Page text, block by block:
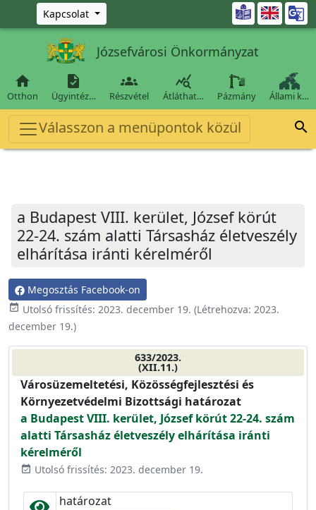
Ugrás a fő tartalomra
Kapcsolat 
Józsefvárosi Önkormányzat

Otthon

Ügyintéz…

Részvétel

Átláthat… Pázmány Állami k…
Válasszon a menüpontok közül 
a Budapest VIII. kerület, József körút
22-24. szám alatti Társasház életveszély
elhárítása iránti kérelméről
Megosztás Facebook-on
event_available Utolsó frissítés: 2023. december 19. (Létrehozva: 2023.
december 19.)
633/2023.
(XII.11.)
Városüzemeltetési, Közösségfejlesztési és
Környezetvédelmi Bizottsági határozat
a Budapest VIII. kerület, József körút 22-24. szám
alatti Társasház életveszély elhárítása iránti
kérelméről
event_available Utolsó frissítés: 2023. december 19.
határozat